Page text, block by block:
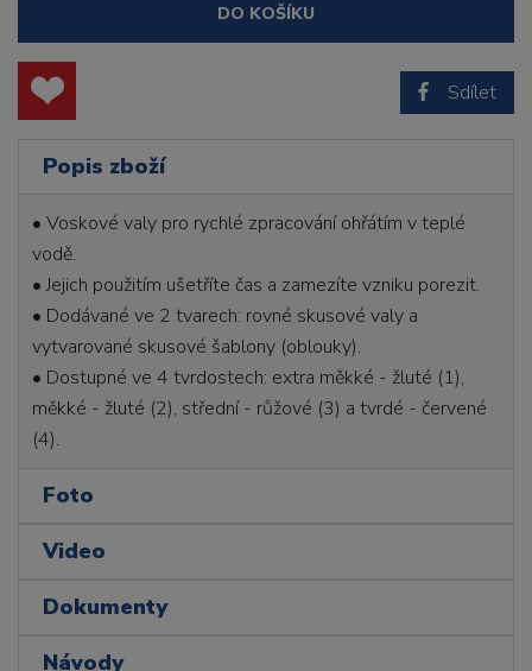
DO KOŠÍKU
Sdílet
Popis zboží
• Voskové valy pro rychlé zpracování ohřátím v teplé
vodě.
• Jejich použitím ušetříte čas a zamezíte vzniku porezit.
• Dodávané ve 2 tvarech: rovné skusové valy a
vytvarované skusové šablony (oblouky).
• Dostupné ve 4 tvrdostech: extra měkké - žluté (1),
měkké - žluté (2), střední - růžové (3) a tvrdé - červené
(4).
Foto
Video
Dokumenty
Návody